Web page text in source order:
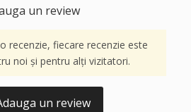
un review
recenzie, fiecare recenzie este
noi și pentru alți vizitatori.
un review